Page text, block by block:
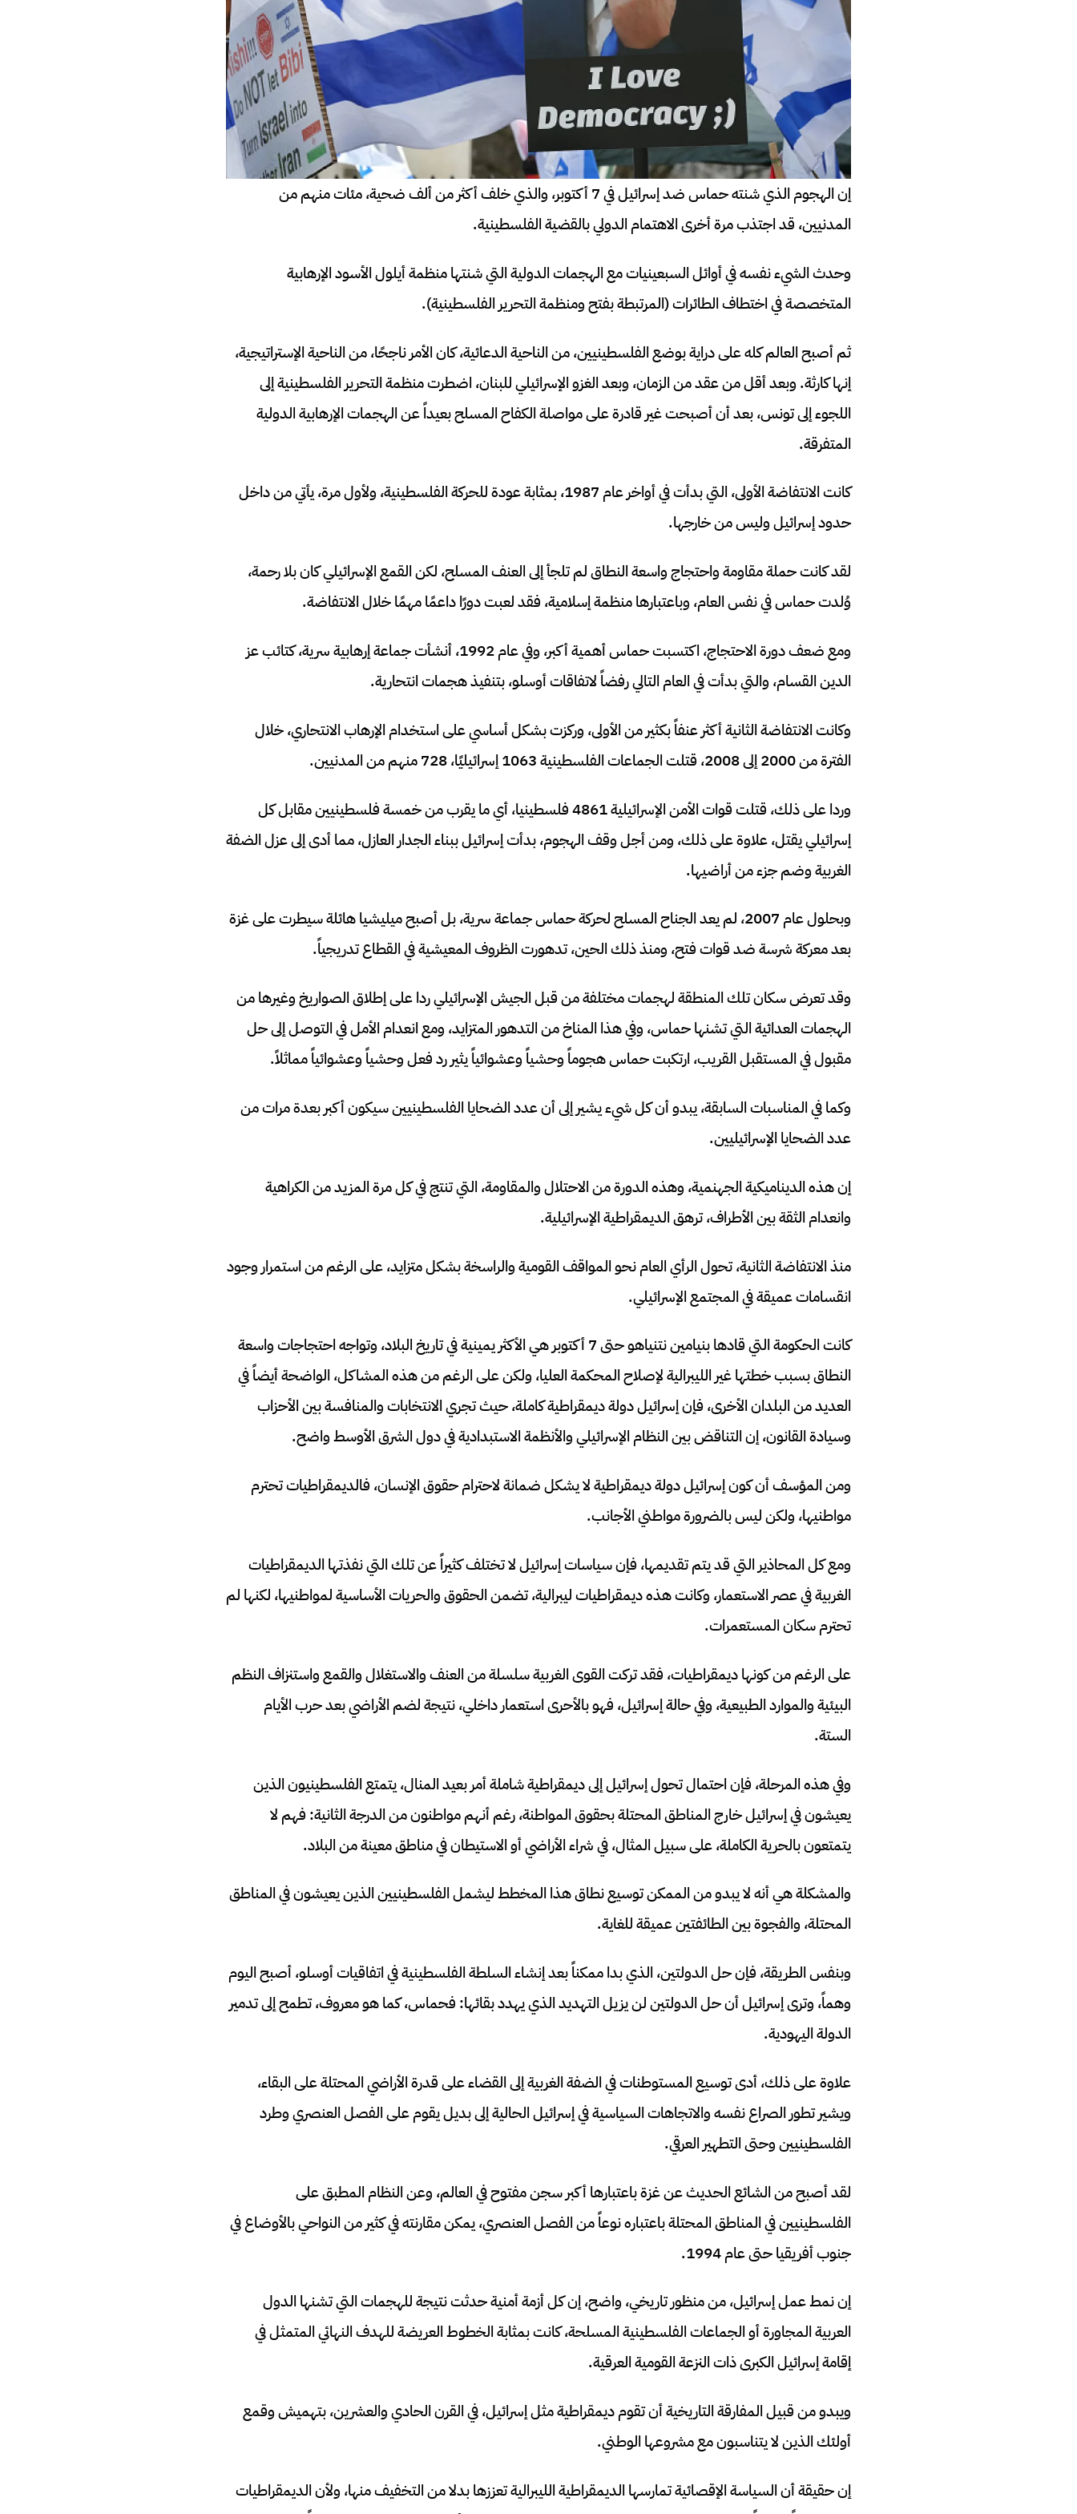
إن الهجوم الذي شنته حماس ضد إسرائيل في 7 أكتوبر، والذي خلف أكثر من ألف ضحية، مئات منهم من
المدنيين، قد اجتذب مرة أخرى الاهتمام الدولي بالقضية الفلسطينية.
وحدث الشيء نفسه في أوائل السبعينيات مع الهجمات الدولية التي شنتها منظمة أيلول الأسود الإرهابية
المتخصصة في اختطاف الطائرات (المرتبطة بفتح ومنظمة التحرير الفلسطينية).
ثم أصبح العالم كله على دراية بوضع الفلسطينيين، من الناحية الدعائية، كان الأمر ناجحًا، من الناحية الإستراتيجية،
إنها كارثة. وبعد أقل من عقد من الزمان، وبعد الغزو الإسرائيلي للبنان، اضطرت منظمة التحرير الفلسطينية إلى
اللجوء إلى تونس، بعد أن أصبحت غير قادرة على مواصلة الكفاح المسلح بعيداً عن الهجمات الإرهابية الدولية
المتفرقة.
كانت الانتفاضة الأولى، التي بدأت في أواخر عام 1987، بمثابة عودة للحركة الفلسطينية، ولأول مرة، يأتي من داخل
حدود إسرائيل وليس من خارجها.
لقد كانت حملة مقاومة واحتجاج واسعة النطاق لم تلجأ إلى العنف المسلح، لكن القمع الإسرائيلي كان بلا رحمة،
وُلدت حماس في نفس العام، وباعتبارها منظمة إسلامية، فقد لعبت دورًا داعمًا مهمًا خلال الانتفاضة.
ومع ضعف دورة الاحتجاج، اكتسبت حماس أهمية أكبر، وفي عام 1992، أنشأت جماعة إرهابية سرية، كتائب عز
الدين القسام، والتي بدأت في العام التالي رفضاً لاتفاقات أوسلو، بتنفيذ هجمات انتحارية.
وكانت الانتفاضة الثانية أكثر عنفاً بكثير من الأولى، وركزت بشكل أساسي على استخدام الإرهاب الانتحاري، خلال
الفترة من 2000 إلى 2008، قتلت الجماعات الفلسطينية 1063 إسرائيليًا، 728 منهم من المدنيين.
وردا على ذلك، قتلت قوات الأمن الإسرائيلية 4861 فلسطينيا، أي ما يقرب من خمسة فلسطينيين مقابل كل
إسرائيلي يقتل، علاوة على ذلك، ومن أجل وقف الهجوم، بدأت إسرائيل ببناء الجدار العازل، مما أدى إلى عزل الضفة
الغربية وضم جزء من أراضيها.
وبحلول عام 2007، لم يعد الجناح المسلح لحركة حماس جماعة سرية، بل أصبح ميليشيا هائلة سيطرت على غزة
بعد معركة شرسة ضد قوات فتح، ومنذ ذلك الحين، تدهورت الظروف المعيشية في القطاع تدريجياً.
وقد تعرض سكان تلك المنطقة لهجمات مختلفة من قبل الجيش الإسرائيلي ردا على إطلاق الصواريخ وغيرها من
الهجمات العدائية التي تشنها حماس، وفي هذا المناخ من التدهور المتزايد، ومع انعدام الأمل في التوصل إلى حل
مقبول في المستقبل القريب، ارتكبت حماس هجوماً وحشياً وعشوائياً يثير رد فعل وحشياً وعشوائياً مماثلاً.
وكما في المناسبات السابقة، يبدو أن كل شيء يشير إلى أن عدد الضحايا الفلسطينيين سيكون أكبر بعدة مرات من
عدد الضحايا الإسرائيليين.
إن هذه الديناميكية الجهنمية، وهذه الدورة من الاحتلال والمقاومة، التي تنتج في كل مرة المزيد من الكراهية
وانعدام الثقة بين الأطراف، ترهق الديمقراطية الإسرائيلية.
منذ الانتفاضة الثانية، تحول الرأي العام نحو المواقف القومية والراسخة بشكل متزايد، على الرغم من استمرار وجود
انقسامات عميقة في المجتمع الإسرائيلي.
كانت الحكومة التي قادها بنيامين نتنياهو حتى 7 أكتوبر هي الأكثر يمينية في تاريخ البلاد، وتواجه احتجاجات واسعة
النطاق بسبب خطتها غير الليبرالية لإصلاح المحكمة العليا، ولكن على الرغم من هذه المشاكل، الواضحة أيضاً في
العديد من البلدان الأخرى، فإن إسرائيل دولة ديمقراطية كاملة، حيث تجري الانتخابات والمنافسة بين الأحزاب
وسيادة القانون، إن التناقض بين النظام الإسرائيلي والأنظمة الاستبدادية في دول الشرق الأوسط واضح.
ومن المؤسف أن كون إسرائيل دولة ديمقراطية لا يشكل ضمانة لاحترام حقوق الإنسان، فالديمقراطيات تحترم
مواطنيها، ولكن ليس بالضرورة مواطني الأجانب.
ومع كل المحاذير التي قد يتم تقديمها، فإن سياسات إسرائيل لا تختلف كثيراً عن تلك التي نفذتها الديمقراطيات
الغربية في عصر الاستعمار، وكانت هذه ديمقراطيات ليبرالية، تضمن الحقوق والحريات الأساسية لمواطنيها، لكنها لم
تحترم سكان المستعمرات.
على الرغم من كونها ديمقراطيات، فقد تركت القوى الغربية سلسلة من العنف والاستغلال والقمع واستنزاف النظم
البيئية والموارد الطبيعية، وفي حالة إسرائيل، فهو بالأحرى استعمار داخلي، نتيجة لضم الأراضي بعد حرب الأيام
الستة.
وفي هذه المرحلة، فإن احتمال تحول إسرائيل إلى ديمقراطية شاملة أمر بعيد المنال، يتمتع الفلسطينيون الذين
يعيشون في إسرائيل خارج المناطق المحتلة بحقوق المواطنة، رغم أنهم مواطنون من الدرجة الثانية: فهم لا
يتمتعون بالحرية الكاملة، على سبيل المثال، في شراء الأراضي أو الاستيطان في مناطق معينة من البلاد.
والمشكلة هي أنه لا يبدو من الممكن توسيع نطاق هذا المخطط ليشمل الفلسطينيين الذين يعيشون في المناطق
المحتلة، والفجوة بين الطائفتين عميقة للغاية.
وبنفس الطريقة، فإن حل الدولتين، الذي بدا ممكناً بعد إنشاء السلطة الفلسطينية في اتفاقيات أوسلو، أصبح اليوم
وهماً، وترى إسرائيل أن حل الدولتين لن يزيل التهديد الذي يهدد بقائها: فحماس، كما هو معروف، تطمح إلى تدمير
الدولة اليهودية.
علاوة على ذلك، أدى توسيع المستوطنات في الضفة الغربية إلى القضاء على قدرة الأراضي المحتلة على البقاء،
ويشير تطور الصراع نفسه والاتجاهات السياسية في إسرائيل الحالية إلى بديل يقوم على الفصل العنصري وطرد
الفلسطينيين وحتى التطهير العرقي.
لقد أصبح من الشائع الحديث عن غزة باعتبارها أكبر سجن مفتوح في العالم، وعن النظام المطبق على
الفلسطينيين في المناطق المحتلة باعتباره نوعاً من الفصل العنصري، يمكن مقارنته في كثير من النواحي بالأوضاع في
جنوب أفريقيا حتى عام 1994.
إن نمط عمل إسرائيل، من منظور تاريخي، واضح، إن كل أزمة أمنية حدثت نتيجة للهجمات التي تشنها الدول
العربية المجاورة أو الجماعات الفلسطينية المسلحة، كانت بمثابة الخطوط العريضة للهدف النهائي المتمثل في
إقامة إسرائيل الكبرى ذات النزعة القومية العرقية.
ويبدو من قبيل المفارقة التاريخية أن تقوم ديمقراطية مثل إسرائيل، في القرن الحادي والعشرين، بتهميش وقمع
أولئك الذين لا يتناسبون مع مشروعها الوطني.
إن حقيقة أن السياسة الإقصائية تمارسها الديمقراطية الليبرالية تعززها بدلا من التخفيف منها، ولأن الديمقراطيات